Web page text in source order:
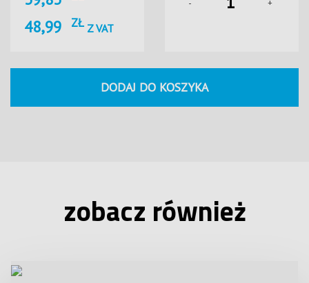
48,99 ZŁ Z VAT
-
+
DODAJ DO KOSZYKA
zobacz również